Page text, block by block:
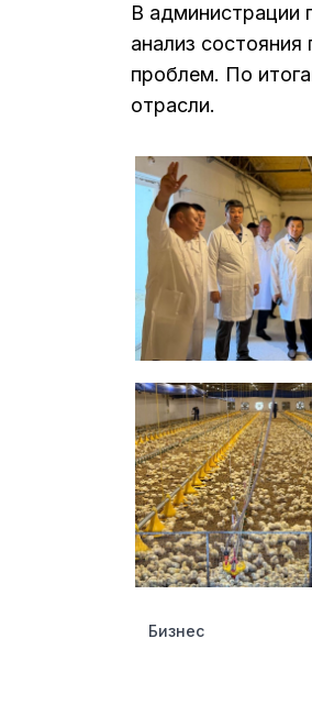
В администрации
анализ
проблем. По
отрасли.
Бизнес